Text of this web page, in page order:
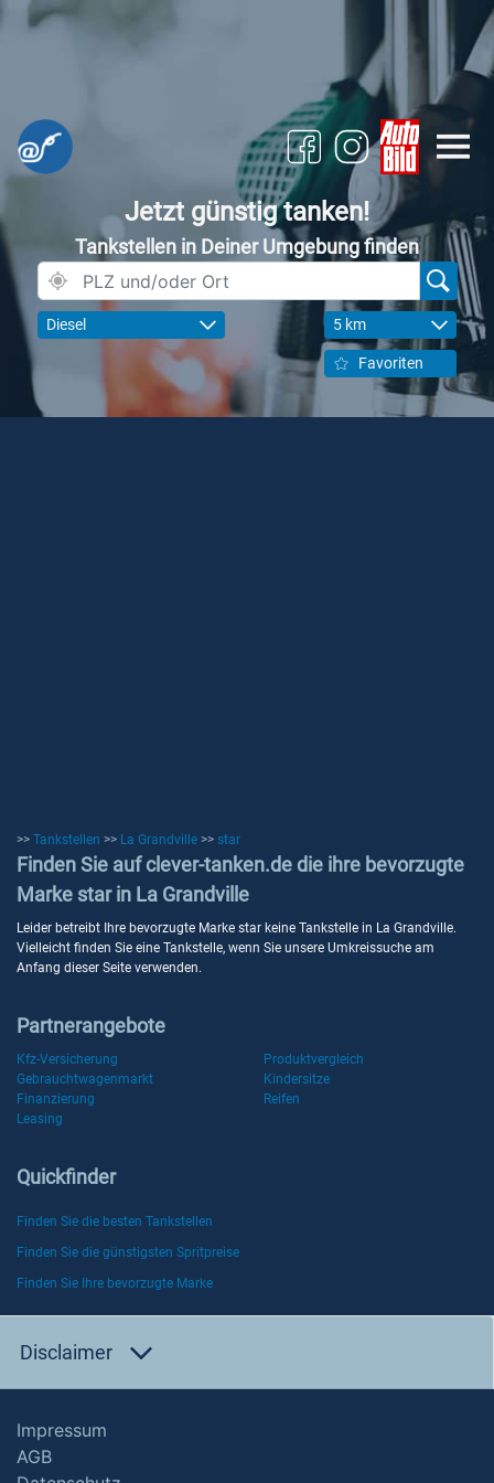
Jetzt günstig tanken!
Tankstellen in Deiner Umgebung finden
Diesel 5 km
Favoriten
>> Tankstellen >> La Grandville >> star
Finden Sie auf clever-tanken.de die ihre bevorzugte
Marke star in La Grandville
Leider betreibt Ihre bevorzugte Marke star keine Tankstelle in La Grandville.
Vielleicht finden Sie eine Tankstelle, wenn Sie unsere Umkreissuche am
Anfang dieser Seite verwenden.
Partnerangebote
Kfz-Versicherung
Produktvergleich
Gebrauchtwagenmarkt
Kindersitze
Finanzierung
Reifen
Leasing
Quickfinder
Finden Sie die besten Tankstellen
Finden Sie die günstigsten Spritpreise
Finden Sie Ihre bevorzugte Marke
Disclaimer
Impressum
AGB